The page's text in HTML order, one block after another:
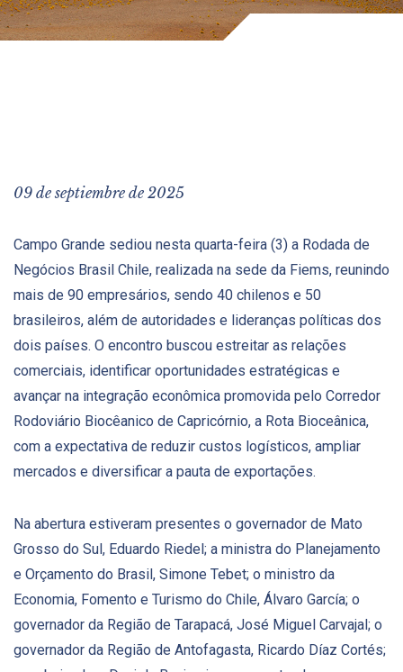
09 de septiembre de 2025
Campo Grande sediou nesta quarta-feira (3) a Rodada de
Negócios Brasil Chile, realizada na sede da Fiems, reunindo
mais de 90 empresários, sendo 40 chilenos e 50
brasileiros, além de autoridades e lideranças políticas dos
dois países. O encontro buscou estreitar as relações
comerciais, identificar oportunidades estratégicas e
avançar na integração econômica promovida pelo Corredor
Rodoviário Biocêanico de Capricórnio, a Rota Bioceânica,
com a expectativa de reduzir custos logísticos, ampliar
mercados e diversificar a pauta de exportações.
Na abertura estiveram presentes o governador de Mato
Grosso do Sul, Eduardo Riedel; a ministra do Planejamento
e Orçamento do Brasil, Simone Tebet; o ministro da
Economia, Fomento e Turismo do Chile, Álvaro García; o
governador da Região de Tarapacá, José Miguel Carvajal; o
governador da Região de Antofagasta, Ricardo Díaz Cortés;